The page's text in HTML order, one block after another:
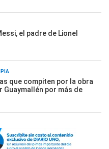
el padre de Lionel
que compiten por la obra
Guaymallén por más de